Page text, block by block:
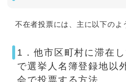
不在者投票には、主に以下のよ
1．他市区町村に滞在
で選挙人名簿登録地以
会で投票する方法